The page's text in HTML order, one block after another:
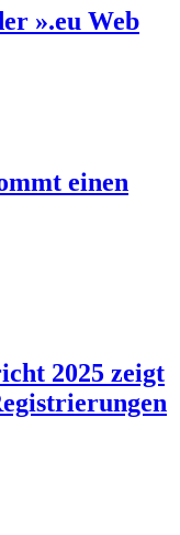
».eu Web
einen
2025 zeigt